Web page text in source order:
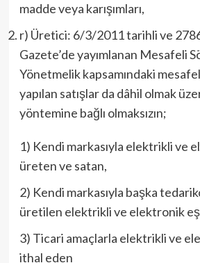
madde veya karışımları,
r) Üretici: 6/3/2011 tarihli ve
Gazete’de yayımlanan Mesafeli
Yönetmelik kapsamındaki
yapılan satışlar da dâhil olmak
yöntemine bağlı olmaksızın;
1) Kendi markasıyla elektrikli ve
üreten ve satan,
2) Kendi markasıyla başka
üretilen elektrikli ve elektronik
3) Ticari amaçlarla elektrikli ve
ithal eden